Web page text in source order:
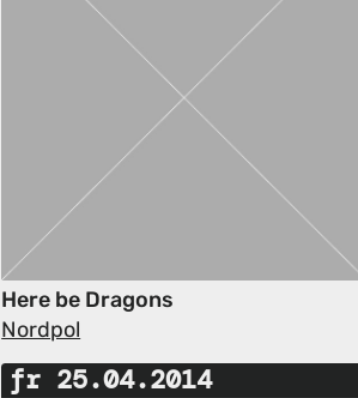
Here be Dragons
Nordpol
fr 25.04.2014